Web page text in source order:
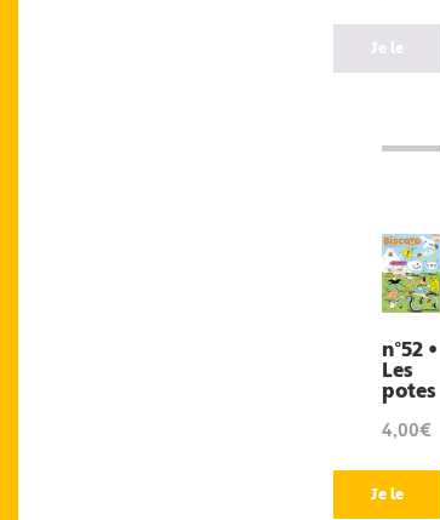
Je le
n°52 •
Les
potes
4,00€
Je le